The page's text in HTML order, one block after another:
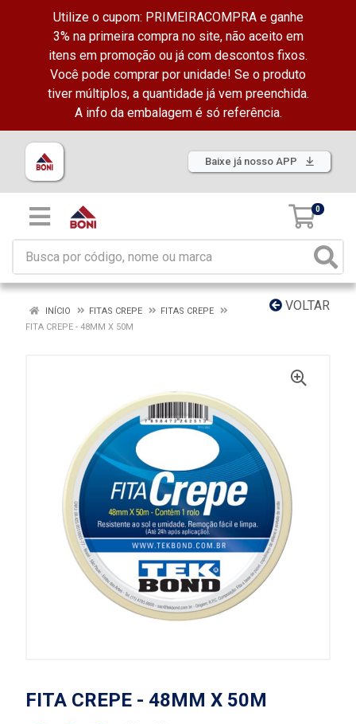
Utilize o cupom: PRIMEIRACOMPRA e ganhe
3% na primeira compra no site, não aceito em
itens em promoção ou já com descontos fixos.
Você pode comprar por unidade! Se o produto
tiver múltiplos, a quantidade já vem preenchida.
A info da embalagem é só referência.
Baixe já nosso APP
0
VOLTAR
INÍCIO FITAS CREPE
FITAS CREPE
FITA CREPE - 48MM X 50M
FITA CREPE - 48MM X 50M